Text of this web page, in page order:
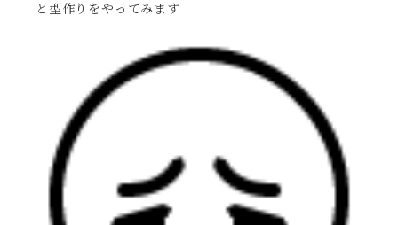
と型作りをやってみます